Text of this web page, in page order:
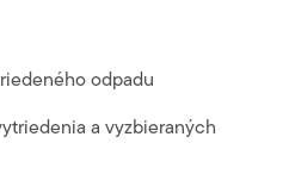
odpadu
a vyzbieraných